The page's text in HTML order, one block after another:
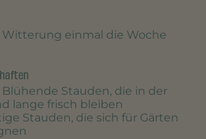
Witterung einmal die Woche
Blühende Stauden, die in der
lange frisch bleiben
Stauden, die sich für Gärten